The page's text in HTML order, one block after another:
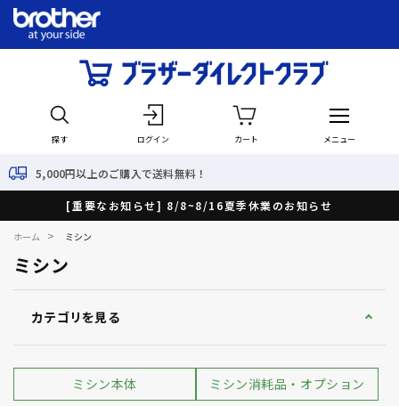
探す ログイン カート メニュー
[重要なお知らせ] 8/8~8/16夏季休業のお知らせ
ホーム > ミシン
ミシン
カテゴリを見る
ミシン本体 ミシン消耗品・オプション